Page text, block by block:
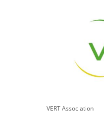
VERT Association